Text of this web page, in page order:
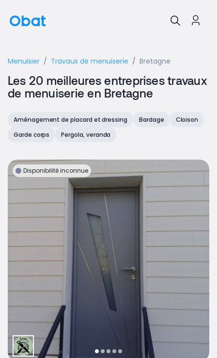
Menuisier Travaux de menuiserie Bretagne
Les 20 meilleures entreprises travaux
de menuiserie en Bretagne
Aménagement de placard et dressing Bardage
Cloison
Garde corps
Pergola, veranda
Disponibilité inconnue